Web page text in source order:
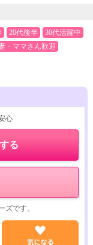
20代後半
30代活躍中
・ママさん歓迎
心
る
ズです。